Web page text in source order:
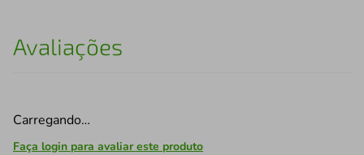
Avaliações
Carregando…
Faça login para avaliar este produto